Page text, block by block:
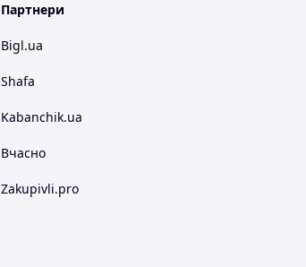
Партнери
Bigl.ua
Shafa
Kabanchik.ua
Вчасно
Zakupivli.pro